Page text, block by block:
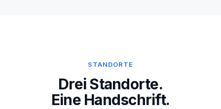
STANDORTE
Drei Standorte.
Eine Handschrift.